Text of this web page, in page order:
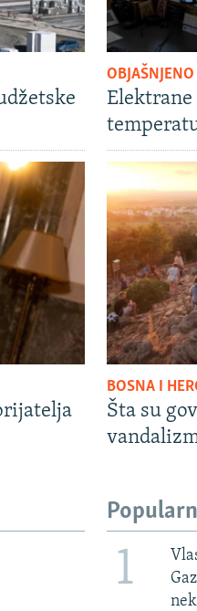
OBJAŠNJENO
Elektrane
BOSNA I
Šta su
1